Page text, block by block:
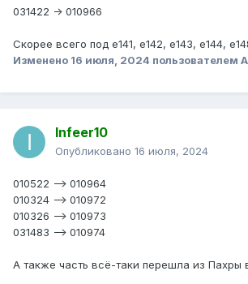
031422 -> 010966
Скорее всего под е141, е142, е143, е144,
Изменено 16 июля, 2024 пользователем
Infeer10
Опубликовано 16 июля, 2024
010522 —> 010964
010324 —> 010972
010326 —> 010973
031483 —> 010974
А также часть всё-таки перешла из Пахры